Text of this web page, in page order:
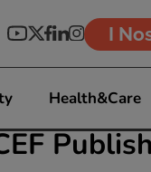
I
Health&Care